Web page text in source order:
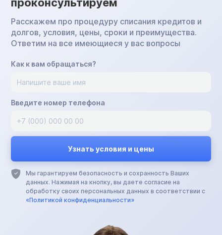
проконсультируем
Расскажем про процедуру списания кредитов и
долгов, условия, цены, сроки и преимущества.
Ответим на все имеющиеся у вас вопросы
Как к вам обращаться?
Введите номер телефона
Мы гарантируем безопасность и сохранность Ваших
данных. Нажимая на кнопку, вы даете согласие на
обработку своих персональных данных в соответствии с
«Политикой конфиденциальности»